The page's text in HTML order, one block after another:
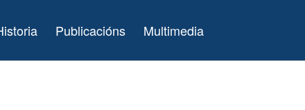
Publicacións Multimedia